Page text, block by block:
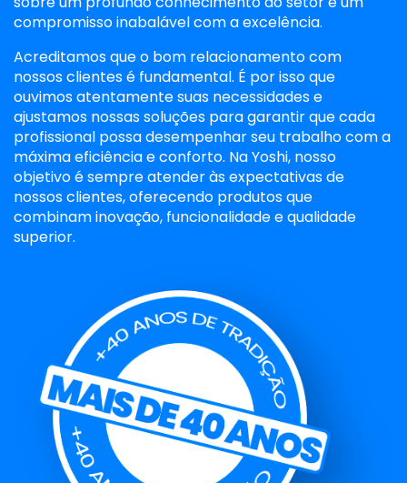
compromisso inabalável com a excelência.
Acreditamos que o bom relacionamento com
nossos clientes é fundamental. É por isso que
ouvimos atentamente suas necessidades e
ajustamos nossas soluções para garantir que cada
profissional possa desempenhar seu trabalho com a
máxima eficiência e conforto. Na Yoshi, nosso
objetivo é sempre atender às expectativas de
nossos clientes, oferecendo produtos que
combinam inovação, funcionalidade e qualidade
superior.